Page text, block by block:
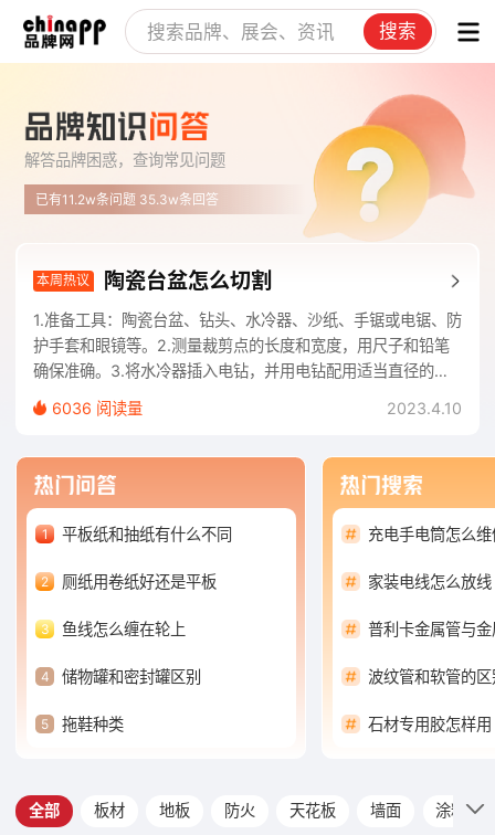
搜索
解答品牌困惑，查询常见问题
已有11.2w条问题 35.3w条回答
本周热议 陶瓷台盆怎么切割
1.准备工具：陶瓷台盆、钻头、水冷器、沙纸、手锯或电锯、防
护手套和眼镜等。2.测量裁剪点的长度和宽度，用尺子和铅笔
确保准确。3.将水冷器插入电钻，并用电钻配用适当直径的钻
头在陶瓷盆表面打孔。4.将短的
6036 阅读量 2023.4.10
1 平板纸和抽纸有什么不同
2 厕纸用卷纸好还是平板
3 鱼线怎么缠在轮上
4 储物罐和密封罐区别
5 拖鞋种类
充电手电筒怎么
家装电线怎么放线
普利卡金属管与
波纹管和软管的区
石材专用胶怎样用
全部 板材 地板 防火 天花板 墙面 涂料